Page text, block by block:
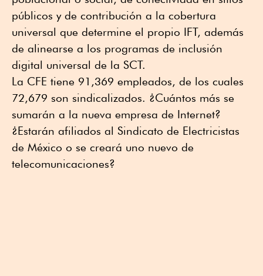
públicos y de contribución a la cobertura
universal que determine el propio IFT, además
de alinearse a los programas de inclusión
digital universal de la SCT.
La CFE tiene 91,369 empleados, de los cuales
72,679 son sindicalizados. ¿Cuántos más se
sumarán a la nueva empresa de Internet?
¿Estarán afiliados al Sindicato de Electricistas
de México o se creará uno nuevo de
telecomunicaciones?